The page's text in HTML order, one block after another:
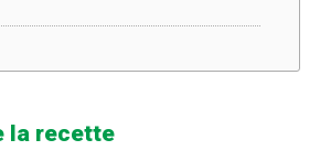
la recette